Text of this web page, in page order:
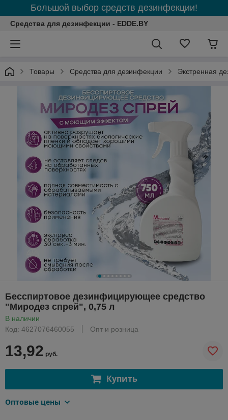
Большой выбор средств дезинфекции!
Средства для дезинфекции - EDDE.BY
Товары Средства для дезинфекции Экстренная
Бесспиртовое дезинфицирующее средство
"Миродез спрей", 0,75 л
В наличии
Код: 4627076460055
Опт и розница
13,92 руб.
Купить
Оптовые цены